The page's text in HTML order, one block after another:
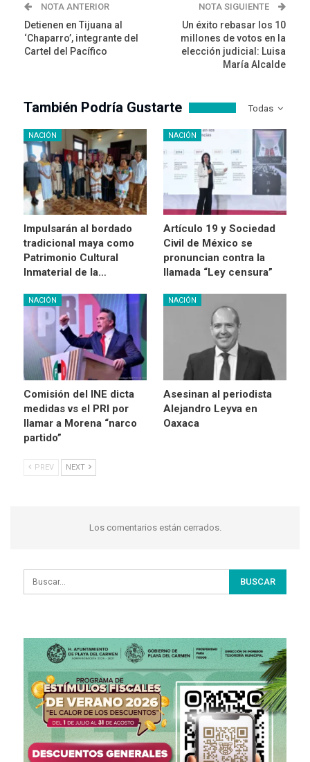
NOTA ANTERIOR
Detienen en Tijuana al
‘Chaparro’, integrante del
Cartel del Pacífico
NOTA SIGUIENTE
Un éxito rebasar los 10
millones de votos en la
elección judicial: Luisa
María Alcalde
Todas
También Podría Gustarte
NACIÓN
Impulsarán al bordado
tradicional maya como
Patrimonio Cultural
Inmaterial de la…
NACIÓN
Artículo 19 y Sociedad
Civil de México se
pronuncian contra la
llamada “Ley censura”
NACIÓN
Comisión del INE dicta
medidas vs el PRI por
llamar a Morena “narco
partido”
NACIÓN
Asesinan al periodista
Alejandro Leyva en
Oaxaca
PREV NEXT
Los comentarios están cerrados.